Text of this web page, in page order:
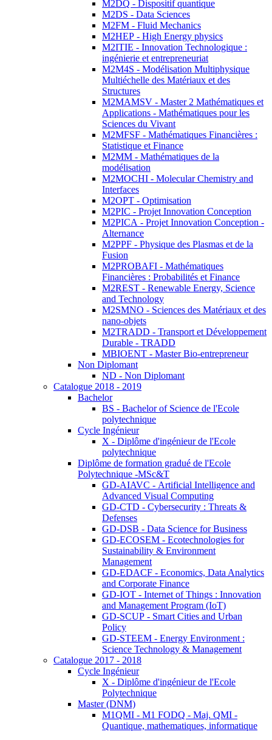
M2DQ - Dispositif quantique
M2DS - Data Sciences
M2FM - Fluid Mechanics
M2HEP - High Energy physics
M2ITIE - Innovation Technologique :
ingénierie et entrepreneuriat
M2M4S - Modélisation Multiphysique
Multiéchelle des Matériaux et des
Structures
M2MAMSV - Master 2 Mathématiques et
Applications - Mathématiques pour les
Sciences du Vivant
M2MFSF - Mathématiques Financières :
Statistique et Finance
M2MM - Mathématiques de la
modélisation
M2MOCHI - Molecular Chemistry and
Interfaces
M2OPT - Optimisation
M2PIC - Projet Innovation Conception
M2PICA - Projet Innovation Conception -
Alternance
M2PPF - Physique des Plasmas et de la
Fusion
M2PROBAFI - Mathématiques
Financières : Probabilités et Finance
M2REST - Renewable Energy, Science
and Technology
M2SMNO - Sciences des Matériaux et des
nano-objets
M2TRADD - Transport et Développement
Durable - TRADD
MBIOENT - Master Bio-entrepreneur
Non Diplomant
ND - Non Diplomant
Catalogue 2018 - 2019
Bachelor
BS - Bachelor of Science de l'Ecole
polytechnique
Cycle Ingénieur
X - Diplôme d'ingénieur de l'Ecole
polytechnique
Diplôme de formation gradué de l'Ecole
Polytechnique -MSc&T
GD-AIAVC - Artificial Intelligence and
Advanced Visual Computing
GD-CTD - Cybersecurity : Threats &
Defenses
GD-DSB - Data Science for Business
GD-ECOSEM - Ecotechnologies for
Sustainability & Environment
Management
GD-EDACF - Economics, Data Analytics
and Corporate Finance
GD-IOT - Internet of Things : Innovation
and Management Program (IoT)
GD-SCUP - Smart Cities and Urban
Policy
GD-STEEM - Energy Environment :
Science Technology & Management
Catalogue 2017 - 2018
Cycle Ingénieur
X - Diplôme d'ingénieur de l'Ecole
Polytechnique
Master (DNM)
M1QMI - M1 FODQ - Maj. QMI -
Quantique, mathematiques, informatique